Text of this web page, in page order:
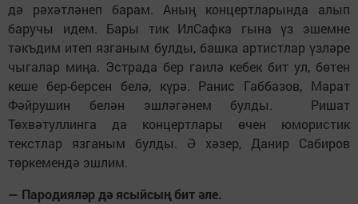
дә рәхәтләнеп барам. Аның концертларында алып
баручы идем. Бары тик ИлСафка гына үз эшемне
тәкъдим итеп язганым булды, башка артистлар үзләре
чыгалар миңа. Эстрада бер гаилә кебек бит ул, бөтен
кеше бер-берсен белә, күрә. Ранис Габбазов, Марат
Фәйрушин белән эшләгәнем булды. Ришат
Төхвәтуллинга да концертлары өчен юмористик
текстлар язганым булды. Ә хәзер, Данир Сабиров
төркемендә эшлим.
— Пародияләр дә ясыйсың бит әле.